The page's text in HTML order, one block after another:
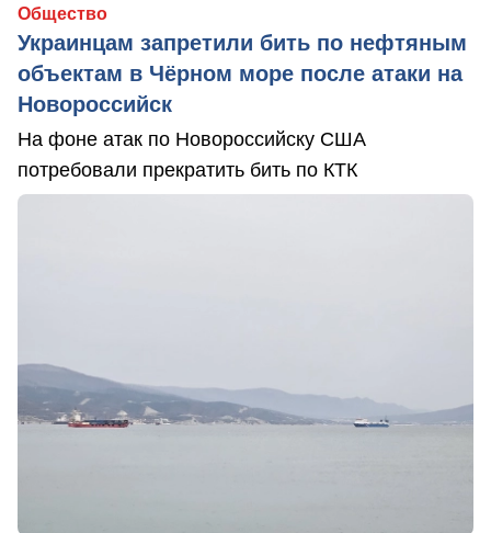
Общество
Украинцам запретили бить по нефтяным
объектам в Чёрном море после атаки на
Новороссийск
На фоне атак по Новороссийску США
потребовали прекратить бить по КТК